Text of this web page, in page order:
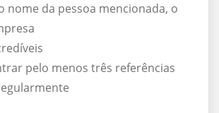
nome da pessoa mencionada, o
pelo menos três referências